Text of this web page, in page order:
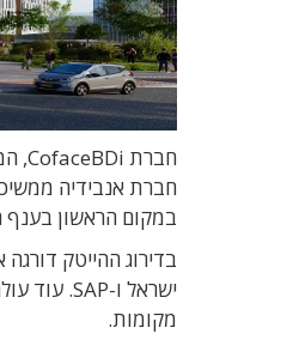
חברת אנבידיה
במקום הראשון בענף
בדירוג ההייטק
מקומות.